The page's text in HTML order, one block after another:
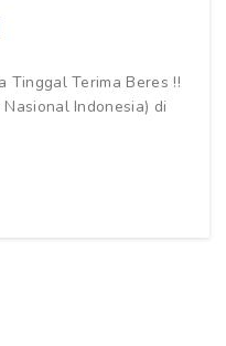
Tinggal Terima Beres !!
Indonesia) di